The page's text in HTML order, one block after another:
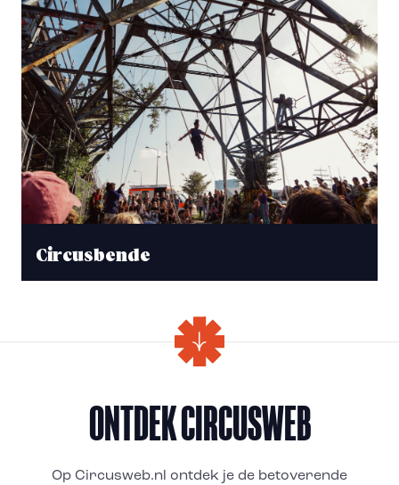
Circusbende
ONTDEK CIRCUSWEB
Op Circusweb.nl ontdek je de betoverende